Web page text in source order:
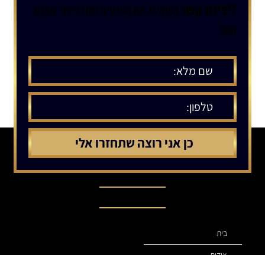
ליצירת קשר השאירו את הפרטים ואנו ניצור אתכם
קשר
בית